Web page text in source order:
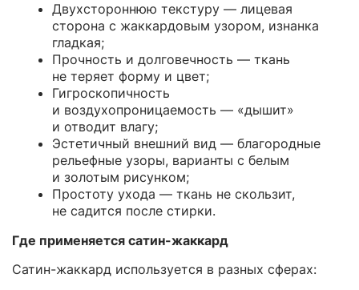
Двухстороннюю текстуру — лицевая
сторона с жаккардовым узором, изнанка
гладкая;
Прочность и долговечность — ткань
не теряет форму и цвет;
Гигроскопичность
и воздухопроницаемость — «дышит»
и отводит влагу;
Эстетичный внешний вид — благородные
рельефные узоры, варианты с белым
и золотым рисунком;
Простоту ухода — ткань не скользит,
не садится после стирки.
Где применяется сатин-жаккард
Сатин-жаккард используется в разных сферах: